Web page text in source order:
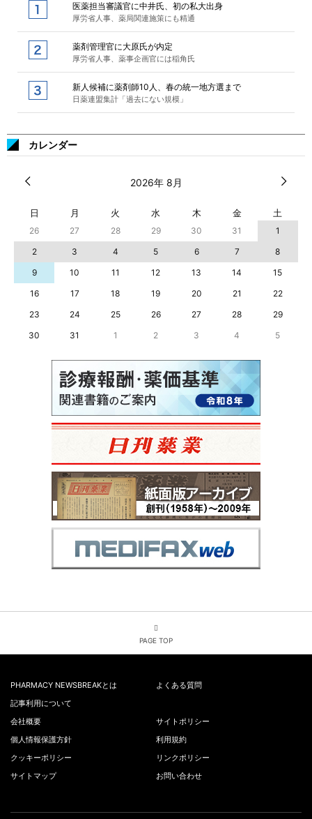
医薬担当審議官に中井氏、初の私大出身
厚労省人事、薬局関連施策にも精通
薬剤管理官に大原氏が内定
厚労省人事、薬事企画官には稲角氏
新人候補に薬剤師10人、春の統一地方選まで
日薬連盟集計「過去にない規模」
カレンダー
2026年 8月
日 月 火 水 木 金 土
26 27 28 29 30 31
1
2
3 4 5 6 7
8
9
10 11 12 13 14
15
16
17 18 19 20 21
22
23
24 25 26 27 28
29
30
31 1 2 3 4 5
PAGE TOP
PHARMACY NEWSBREAKとは
よくある質問
記事利用について
会社概要
サイトポリシー
個人情報保護方針
利用規約
クッキーポリシー
リンクポリシー
サイトマップ
お問い合わせ